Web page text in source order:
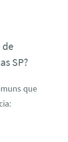
SP?
que